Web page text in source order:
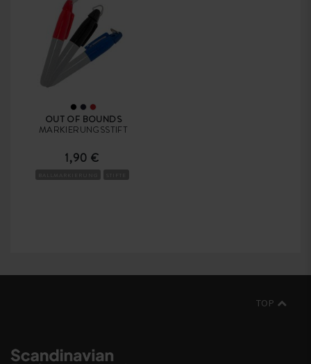
OUT OF BOUNDS
MARKIERUNGSSTIFT
1,90 €
TOP